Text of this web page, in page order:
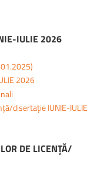
IULIE 2026
2026
disertație IUNIE-IULIE
DE LICENȚĂ/